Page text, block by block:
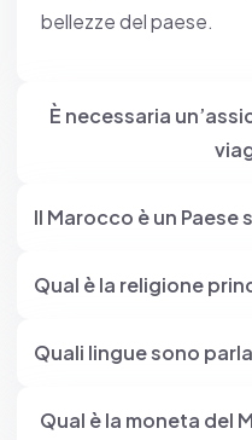
bellezze del paese.
È necessaria
Il Marocco è un Paese
Qual è la religione
Quali lingue sono
Qual è la moneta del